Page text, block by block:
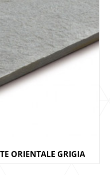
ORIENTALE GRIGIA